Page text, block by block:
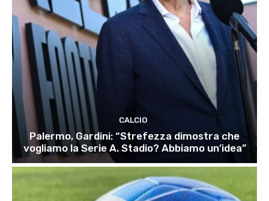
CALCIO
Palermo, Gardini: “Strefezza dimostra che
vogliamo la Serie A. Stadio? Abbiamo un’idea”